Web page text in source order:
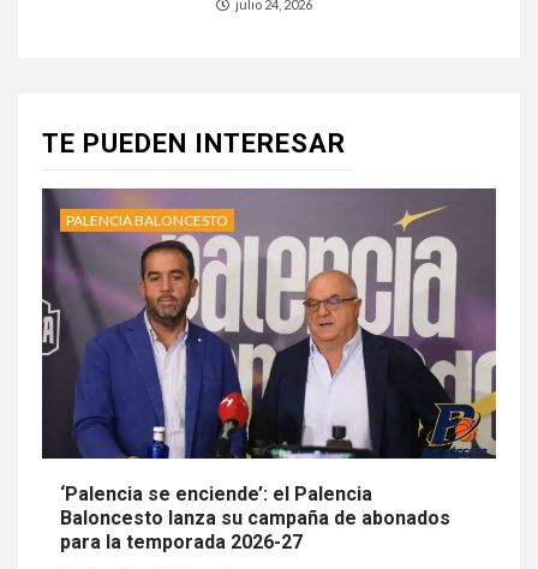
julio 24, 2026
TE PUEDEN INTERESAR
PALENCIA BALONCESTO
‘Palencia se enciende’: el Palencia
Baloncesto lanza su campaña de abonados
para la temporada 2026-27